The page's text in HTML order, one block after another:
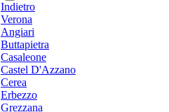
Indietro
Verona
Angiari
Buttapietra
Casaleone
Castel D'Azzano
Cerea
Erbezzo
Grezzana